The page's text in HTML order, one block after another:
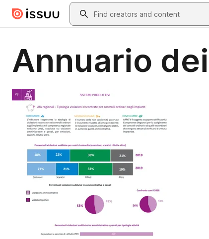
Skip to main contentSearch
Annuario